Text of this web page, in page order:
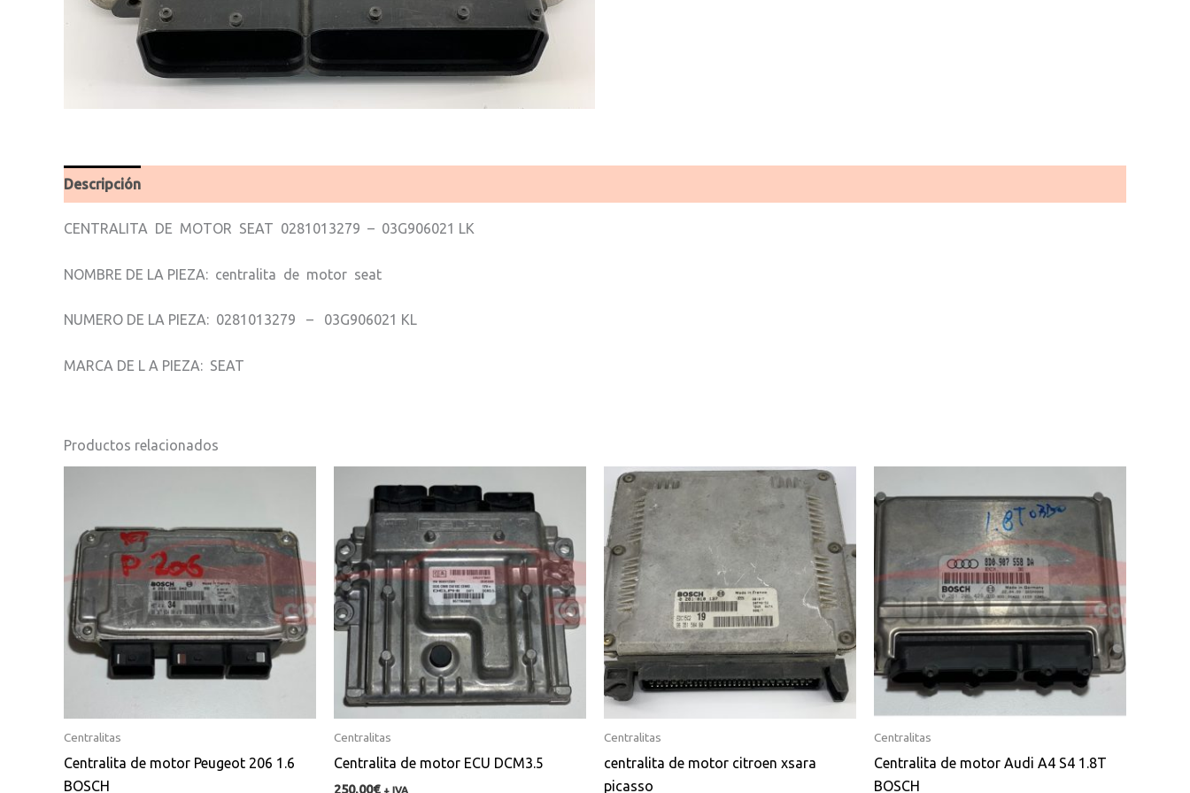
Descripción
CENTRALITA DE MOTOR SEAT 0281013279 – 03G906021 LK
NOMBRE DE LA PIEZA: centralita de motor seat
NUMERO DE LA PIEZA: 0281013279 – 03G906021 KL
MARCA DE L A PIEZA: SEAT
Productos relacionados
Centralitas
Centralita de motor Peugeot 206 1.6
BOSCH
Centralitas
Centralita de motor ECU DCM3.5
250,00€ + IVA
Centralitas
centralita de motor citroen xsara
picasso
Centralitas
Centralita de motor Audi A4 S4 1.8T
BOSCH